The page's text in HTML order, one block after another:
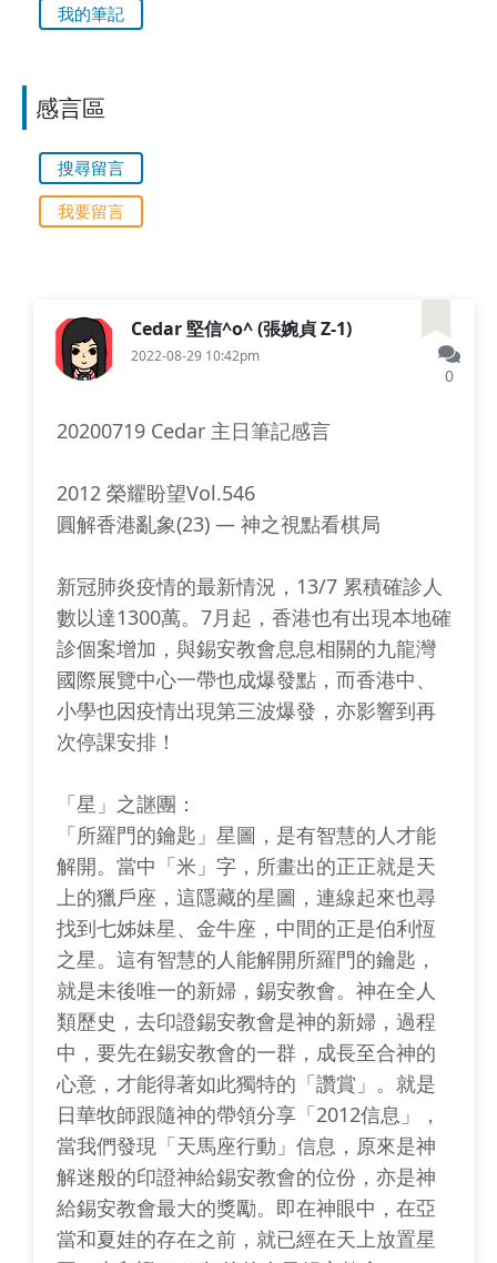
我的筆記
感言區
搜尋留言
我要留言
Cedar 堅信^o^ (張婉貞 Z-1)
2022-08-29 10:42pm
0
20200719 Cedar 主日筆記感言
2012 榮耀盼望Vol.546
圓解香港亂象(23) — 神之視點看棋局
新冠肺炎疫情的最新情況，13/7 累積確診人
數以達1300萬。7月起，香港也有出現本地確
診個案增加，與錫安教會息息相關的九龍灣
國際展覽中心一帶也成爆發點，而香港中、
小學也因疫情出現第三波爆發，亦影響到再
次停課安排！
「星」之䛧團：
「所羅門的鑰匙」星圖，是有智慧的人才能
解開。當中「米」字，所畫出的正正就是天
上的獵戶座，這隱藏的星圖，連線起來也尋
找到七姊妹星、金牛座，中間的正是伯利恆
之星。這有智慧的人能解開所羅門的鑰匙，
就是未後唯一的新婦，錫安教會。神在全人
類歷史，去印證錫安教會是神的新婦，過程
中，要先在錫安教會的一群，成長至合神的
心意，才能得著如此獨特的「讚賞」。就是
日華牧師跟隨神的帶領分享「2012信息」，
當我們發現「天馬座行動」信息，原來是神
解迷般的印證神給錫安教會的位份，亦是神
給錫安教會最大的獎勵。即在神眼中，在亞
當和夏娃的存在之前，就已經在天上放置星